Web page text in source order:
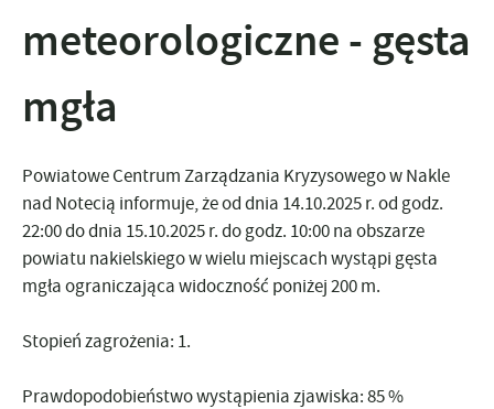
meteorologiczne - gęsta
mgła
Powiatowe Centrum Zarządzania Kryzysowego w Nakle
nad Notecią informuje, żeod dnia 14.10.2025 r. od godz.
22:00do dnia 15.10.2025 r. do godz. 10:00na obszarze
powiatu nakielskiego w wielu miejscach wystąpi gęsta
mgła ograniczająca widoczność poniżej 200 m.
Stopień zagrożenia: 1.
Prawdopodobieństwo wystąpienia zjawiska: 85%